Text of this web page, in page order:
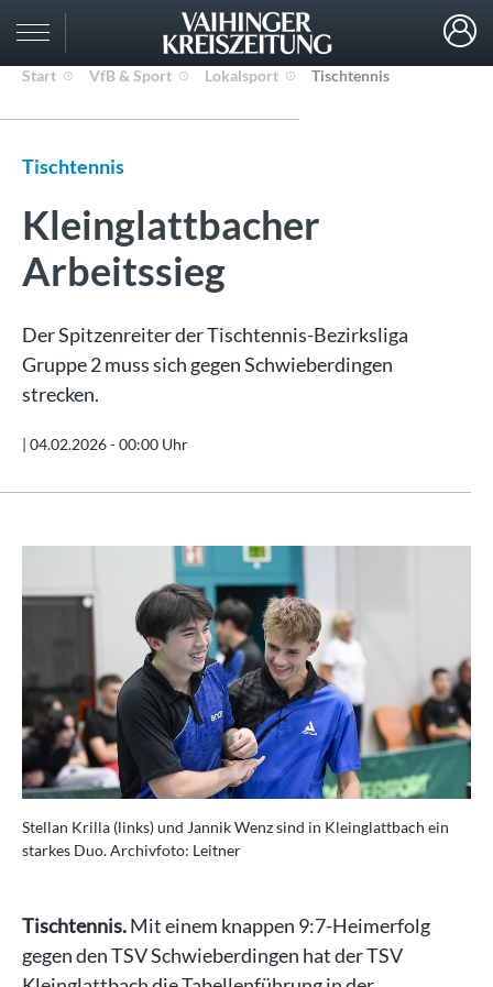
Start VfB & Sport Lokalsport Tischtennis
Tischtennis
Kleinglattbacher
Arbeitssieg
Der Spitzenreiter der Tischtennis-Bezirksliga
Gruppe 2 muss sich gegen Schwieberdingen
strecken.
| 04.02.2026 - 00:00 Uhr
Stellan Krilla (links) und Jannik Wenz sind in Kleinglattbach ein
starkes Duo. Archivfoto: Leitner
Tischtennis.Mit einem knappen 9:7-Heimerfolg
gegen den TSV Schwieberdingen hat der TSV